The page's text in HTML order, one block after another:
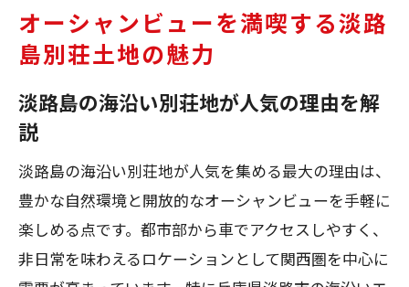
ーの関係
淡路島で別荘土地を探す際の景観チェッ
淡路島別荘地が週末利用に最適な理由と
二拠点生活に適した淡路市エリアの選び方
淡路島で二拠点生活に適したエリアの特
徴
淡路島別荘地の選び方と利便性の見極め
オーシャンビューを満喫する淡路
島別荘土地の魅力
淡路島の海沿い別荘地が人気の理由を解
説
淡路島の海沿い別荘地が人気を集める最大の理由は、
豊かな自然環境と開放的なオーシャンビューを手軽に
楽しめる点です。都市部から車でアクセスしやすく、
非日常を味わえるロケーションとして関西圏を中心に